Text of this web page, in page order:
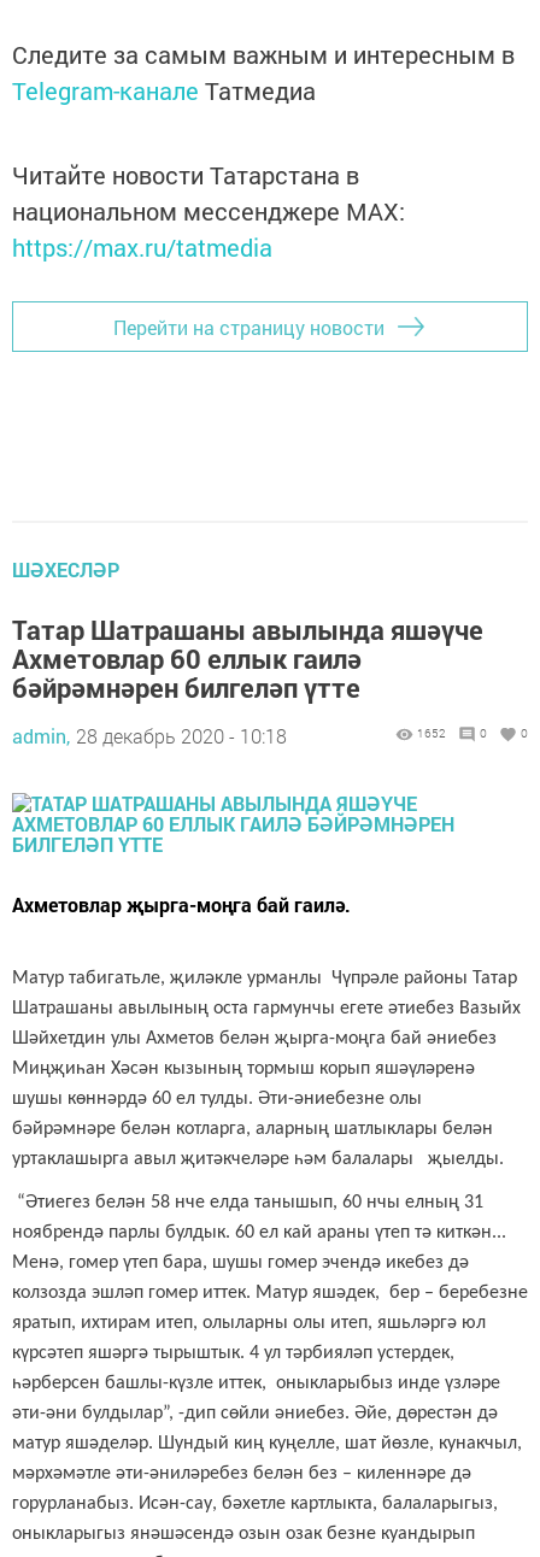
Следите за самым важным и интересным в
Telegram-канале Татмедиа
Читайте новости Татарстана в
национальном мессенджере MАХ:
https://max.ru/tatmedia
Перейти на страницу новости
ШӘХЕСЛӘР
Татар Шатрашаны авылында яшәүче
Ахметовлар 60 еллык гаилә
бәйрәмнәрен билгеләп үтте
admin, 28 декабрь 2020 - 10:18 1652 0 0
Ахметовлар җырга-моңга бай гаилә.
Матур табигатьле, җиләкле урманлы Чүпрәле районы Татар
Шатрашаны авылының оста гармунчы егете әтиебез Вазыйх
Шәйхетдин улы Ахметов белән җырга-моңга бай әниебез
Миңҗиһан Хәсән кызының тормыш корып яшәүләренә
шушы көннәрдә 60 ел тулды. Әти-әниебезне олы
бәйрәмнәре белән котларга, аларның шатлыклары белән
уртаклашырга авыл җитәкчеләре һәм балалары җыелды.
“Әтиегез белән 58 нче елда танышып, 60 нчы елның 31
ноябрендә парлы булдык. 60 ел кай араны үтеп тә киткән...
Менә, гомер үтеп бара, шушы гомер эчендә икебез дә
колзозда эшләп гомер иттек. Матур яшәдек, бер – беребезне
яратып, ихтирам итеп, олыларны олы итеп, яшьләргә юл
күрсәтеп яшәргә тырыштык. 4 ул тәрбияләп устердек,
һәрберсен башлы-күзле иттек, оныкларыбыз инде үзләре
әти-әни булдылар”, -дип сөйли әниебез. Әйе, дөрестән дә
матур яшәделәр. Шундый киң куңелле, шат йөзле, кунакчыл,
мәрхәмәтле әти-әниләребез белән без – киленнәре дә
горурланабыз. Исән-сау, бәхетле картлыкта, балаларыгыз,
оныкларыгыз янәшәсендә озын озак безне куандырып